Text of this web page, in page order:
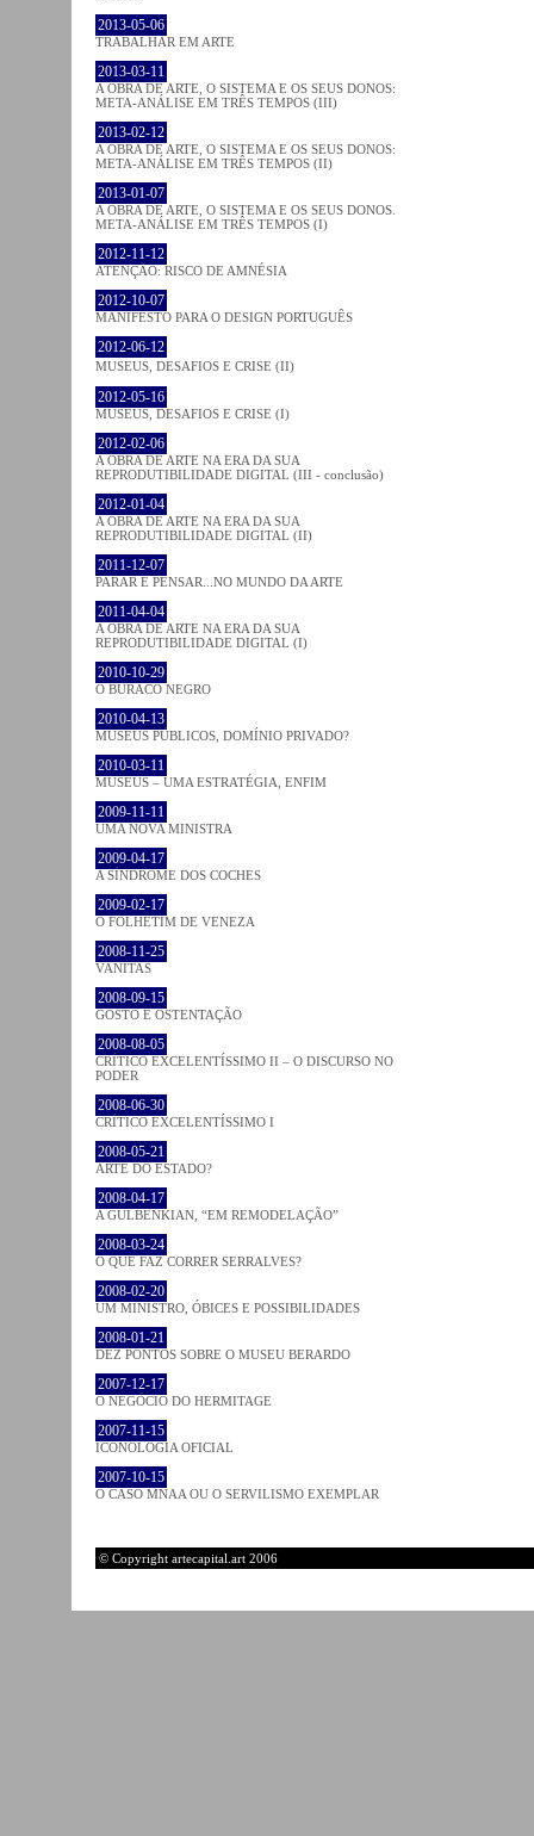
2013-05-06
TRABALHAR EM ARTE
2013-03-11
A OBRA DE ARTE, O SISTEMA E OS SEUS DONOS:
META-ANÁLISE EM TRÊS TEMPOS (III)
2013-02-12
A OBRA DE ARTE, O SISTEMA E OS SEUS DONOS:
META-ANÁLISE EM TRÊS TEMPOS (II)
2013-01-07
A OBRA DE ARTE, O SISTEMA E OS SEUS DONOS.
META-ANÁLISE EM TRÊS TEMPOS (I)
2012-11-12
ATENÇÃO: RISCO DE AMNÉSIA
2012-10-07
MANIFESTO PARA O DESIGN PORTUGUÊS
2012-06-12
MUSEUS, DESAFIOS E CRISE (II)
2012-05-16
MUSEUS, DESAFIOS E CRISE (I)
2012-02-06
A OBRA DE ARTE NA ERA DA SUA
REPRODUTIBILIDADE DIGITAL (III - conclusão)
2012-01-04
A OBRA DE ARTE NA ERA DA SUA
REPRODUTIBILIDADE DIGITAL (II)
2011-12-07
PARAR E PENSAR...NO MUNDO DA ARTE
2011-04-04
A OBRA DE ARTE NA ERA DA SUA
REPRODUTIBILIDADE DIGITAL (I)
2010-10-29
O BURACO NEGRO
2010-04-13
MUSEUS PÚBLICOS, DOMÍNIO PRIVADO?
2010-03-11
MUSEUS – UMA ESTRATÉGIA, ENFIM
2009-11-11
UMA NOVA MINISTRA
2009-04-17
A SÍNDROME DOS COCHES
2009-02-17
O FOLHETIM DE VENEZA
2008-11-25
VANITAS
2008-09-15
GOSTO E OSTENTAÇÃO
2008-08-05
CRÍTICO EXCELENTÍSSIMO II – O DISCURSO NO
PODER
2008-06-30
CRÍTICO EXCELENTÍSSIMO I
2008-05-21
ARTE DO ESTADO?
2008-04-17
A GULBENKIAN, “EM REMODELAÇÃO”
2008-03-24
O QUE FAZ CORRER SERRALVES?
2008-02-20
UM MINISTRO, ÓBICES E POSSIBILIDADES
2008-01-21
DEZ PONTOS SOBRE O MUSEU BERARDO
2007-12-17
O NEGÓCIO DO HERMITAGE
2007-11-15
ICONOLOGIA OFICIAL
2007-10-15
O CASO MNAA OU O SERVILISMO EXEMPLAR
© Copyright artecapital.art 2006